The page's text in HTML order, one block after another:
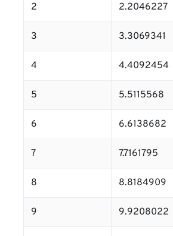
2 2.2046227
3 3.3069341
4 4.4092454
5 5.5115568
6 6.6138682
7 7.7161795
8 8.8184909
9 9.9208022